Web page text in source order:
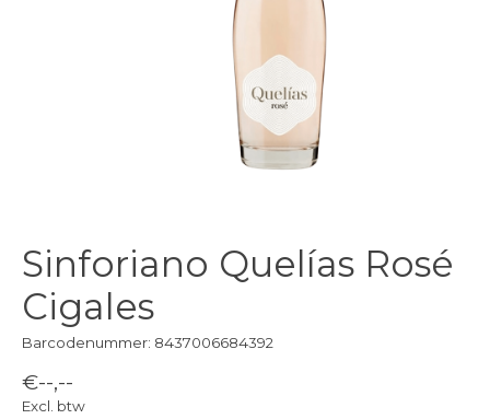
Sinforiano Quelías Rosé
Cigales
Barcodenummer: 8437006684392
€--,--
Excl. btw